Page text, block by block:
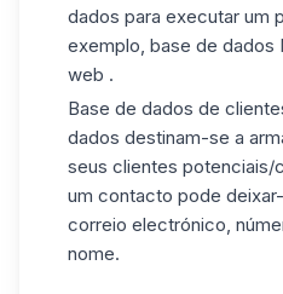
dados para executar um
exemplo, base de dados
web .
Base de dados de
dados destinam-se a
seus clientes potenciais/
um contacto pode
correio electrónico
nome.